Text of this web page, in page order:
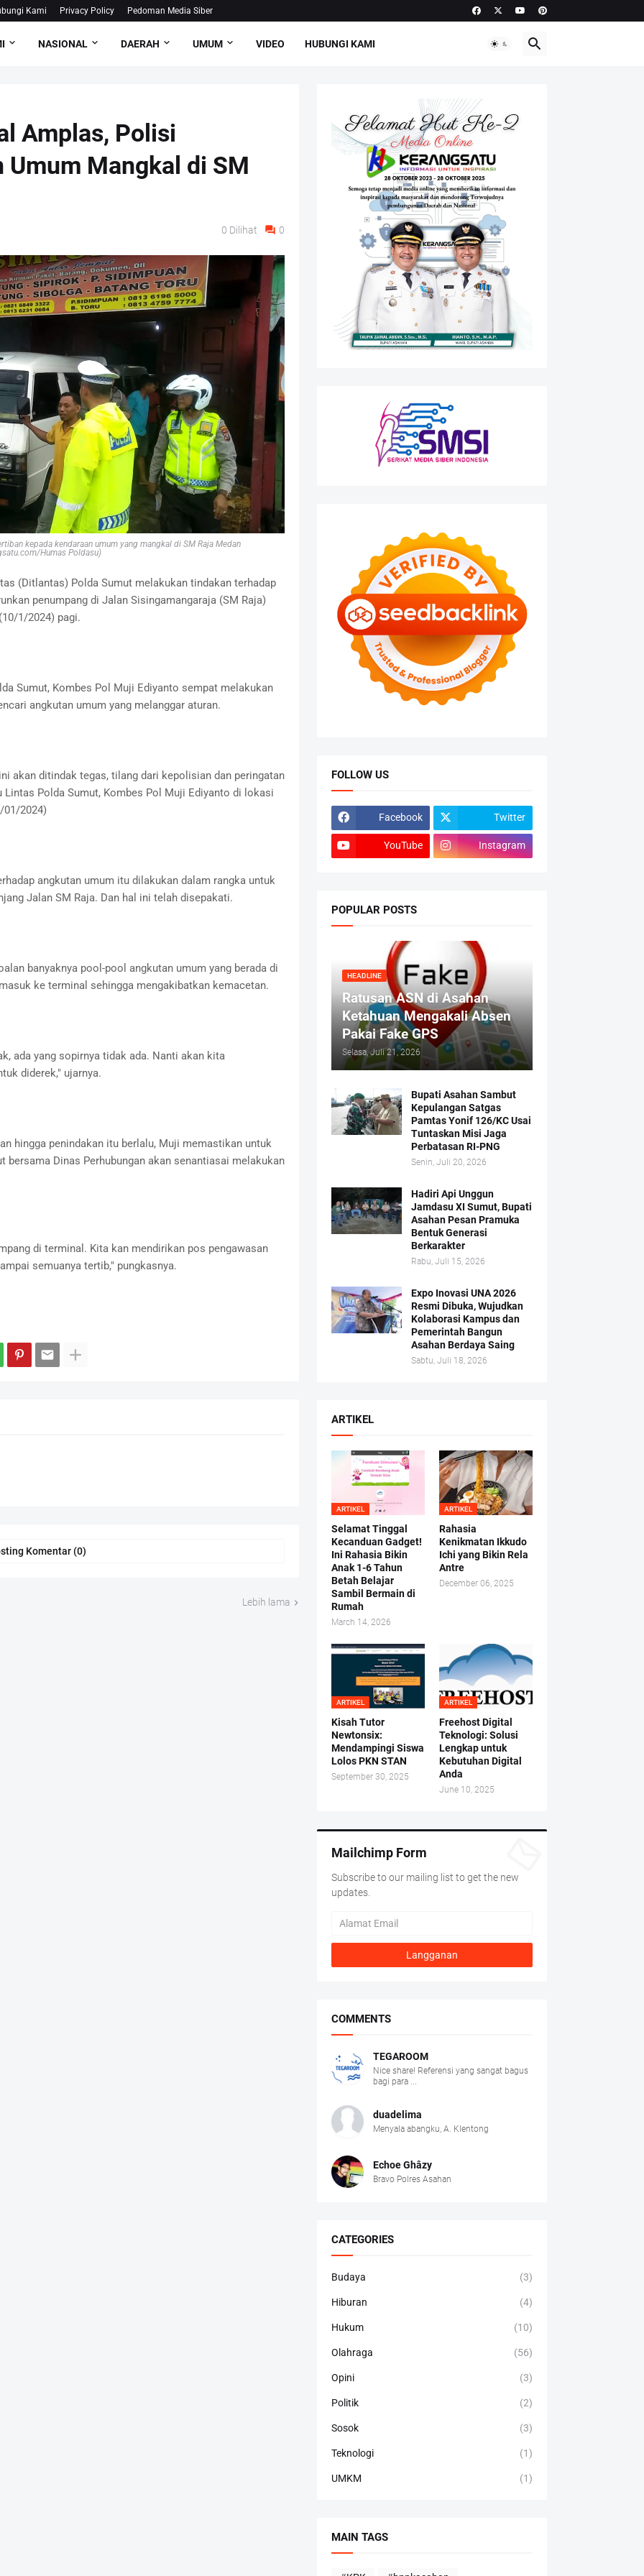
Kami Privacy Policy Pedoman Media Siber
NASIONAL DAERAH UMUM VIDEO HUBUNGI KAMI
Amplas, Polisi
Mangkal di SM
0 Dilihat 0
kepada kendaraan umum yang mangkal di SM Raja Medan
Humas Poldasu)
(Ditlantas) Polda Sumut melakukan tindakan terhadap
penumpang di Jalan Sisingamangaraja (SM Raja)
1/2024) pagi.
Sumut, Kombes Pol Muji Ediyanto sempat melakukan
angkutan umum yang melanggar aturan.
akan ditindak tegas, tilang dari kepolisian dan peringatan
Lintas Polda Sumut, Kombes Pol Muji Ediyanto di lokasi
01/2024)
angkutan umum itu dilakukan dalam rangka untuk
Jalan SM Raja. Dan hal ini telah disepakati.
banyaknya pool-pool angkutan umum yang berada di
ke terminal sehingga mengakibatkan kemacetan.
ada yang sopirnya tidak ada. Nanti akan kita
diderek," ujarnya.
hingga penindakan itu berlalu, Muji memastikan untuk
bersama Dinas Perhubungan akan senantiasai melakukan
di terminal. Kita kan mendirikan pos pengawasan
semuanya tertib," pungkasnya.
Komentar (0)
Lebih lama
FOLLOW US
Facebook Twitter
YouTube Instagram
POPULAR POSTS
HEADLINE
Ratusan ASN di Asahan
Ketahuan Mengakali Absen
Pakai Fake GPS
Selasa, Juli 21, 2026
Bupati Asahan Sambut
Kepulangan Satgas
Pamtas Yonif 126/KC Usai
Tuntaskan Misi Jaga
Perbatasan RI-PNG
Senin, Juli 20, 2026
Hadiri Api Unggun
Jamdasu XI Sumut, Bupati
Asahan Pesan Pramuka
Bentuk Generasi
Berkarakter
Rabu, Juli 15, 2026
Expo Inovasi UNA 2026
Resmi Dibuka, Wujudkan
Kolaborasi Kampus dan
Pemerintah Bangun
Asahan Berdaya Saing
Sabtu, Juli 18, 2026
ARTIKEL
ARTIKEL
Selamat Tinggal
Kecanduan Gadget!
Ini Rahasia Bikin
Anak 1-6 Tahun
Betah Belajar
Sambil Bermain di
Rumah
March 14, 2026
ARTIKEL
Rahasia
Kenikmatan Ikkudo
Ichi yang Bikin Rela
Antre
December 06, 2025
ARTIKEL
Kisah Tutor
Newtonsix:
Mendampingi Siswa
Lolos PKN STAN
September 30, 2025
ARTIKEL
Freehost Digital
Teknologi: Solusi
Lengkap untuk
Kebutuhan Digital
Anda
June 10, 2025
Mailchimp Form
Subscribe to our mailing list to get the new
updates.
COMMENTS
TEGAROOM
Nice share! Referensi yang sangat bagus
bagi para ...
duadelima
Menyala abangku, A. Klentong
Echoe Ghâzy
Bravo Polres Asahan
CATEGORIES
Budaya (3)
Hiburan (4)
Hukum (10)
Olahraga (56)
Opini (3)
Politik (2)
Sosok (3)
Teknologi (1)
UMKM (1)
MAIN TAGS